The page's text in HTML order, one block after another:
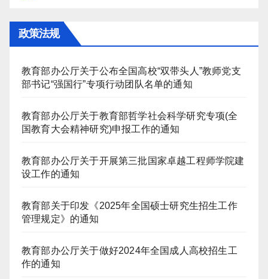
政策法规
教育部办公厅关于公布全国高校“双带头人”教师党支
部书记“强国行”专项行动团队名单的通知
教育部办公厅关于教育部哲学社会科学研究专项(全
国教育大会精神研究)申报工作的通知
教育部办公厅关于开展第三批国家卓越工程师学院建
设工作的通知
教育部关于印发《2025年全国硕士研究生招生工作
管理规定》的通知
教育部办公厅关于做好2024年全国成人高校招生工
作的通知